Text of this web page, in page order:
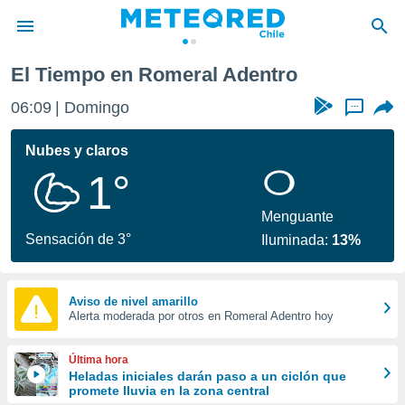
de
por
se
calidad.
a este
las
y
forma
digital
basada
El Tiempo en Romeral Adentro
06:09 Domingo ...
Nubes y claros
1°
Sensación de 3°
Menguante
Iluminada: 13%
Aviso de nivel amarillo
Alerta moderada por otros en Romeral Adentro hoy
Última hora
Heladas iniciales darán paso a un ciclón que
promete lluvia en la zona central